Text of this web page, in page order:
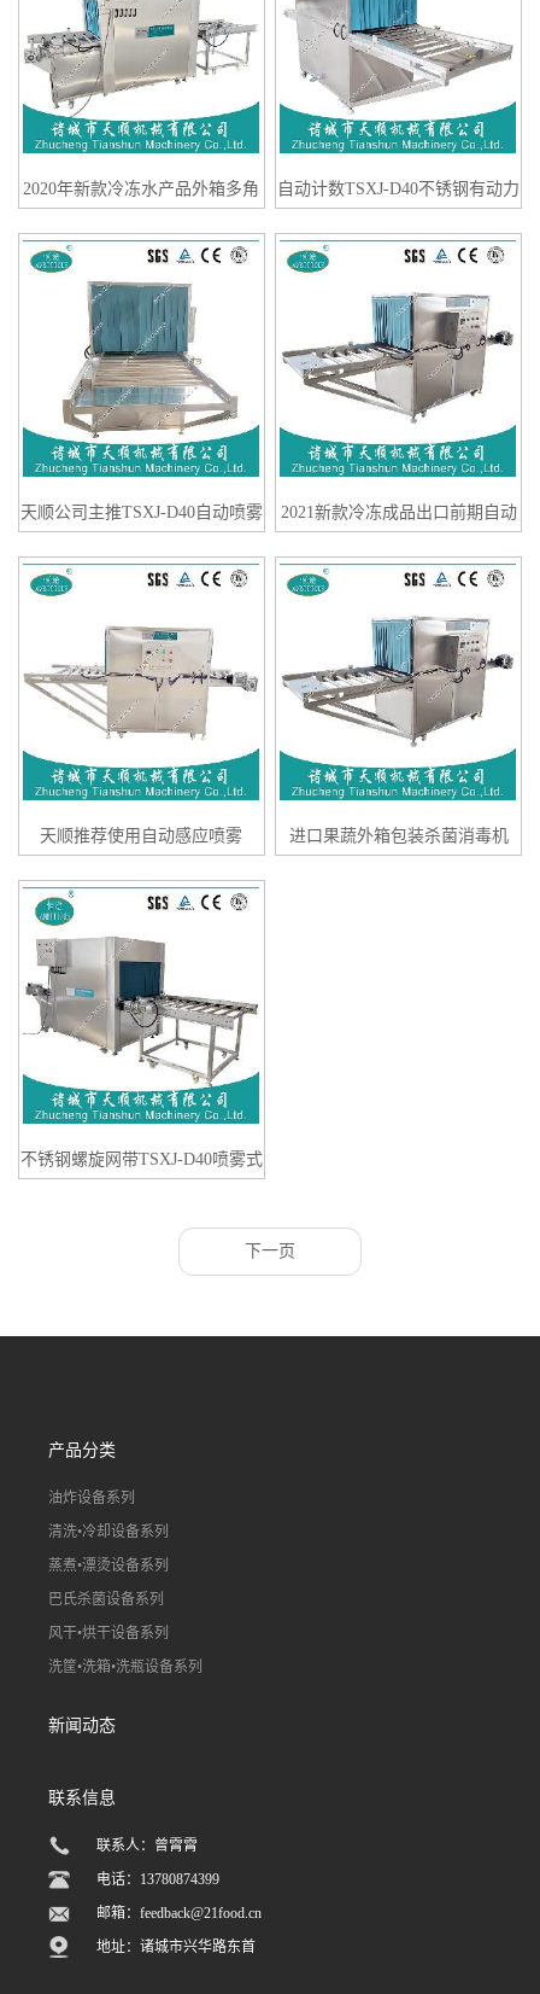
2020年新款冷冻水产品外箱多角
自动计数TSXJ-D40不锈钢有动力
天顺公司主推TSXJ-D40自动喷雾
2021新款冷冻成品出口前期自动
天顺推荐使用自动感应喷雾
进口果蔬外箱包装杀菌消毒机
不锈钢螺旋网带TSXJ-D40喷雾式
下一页
产品分类
油炸设备系列
清洗•冷却设备系列
蒸煮•漂烫设备系列
巴氏杀菌设备系列
风干•烘干设备系列
洗筐•洗箱•洗瓶设备系列
新闻动态
联系信息
联系人：曾霄霄
电话：13780874399
邮箱：feedback@21food.cn
地址：诸城市兴华路东首